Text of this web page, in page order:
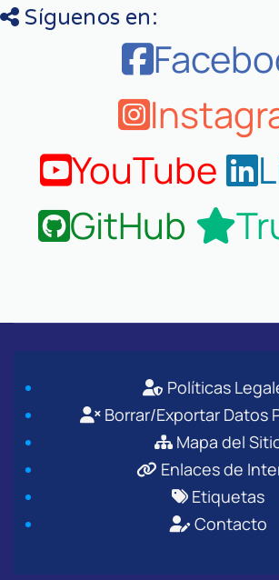
Síguenos en:
YouTube
GitHub
Políticas
Borrar/Exportar Datos
Mapa del
Enlaces de
Etiquetas
Contacto